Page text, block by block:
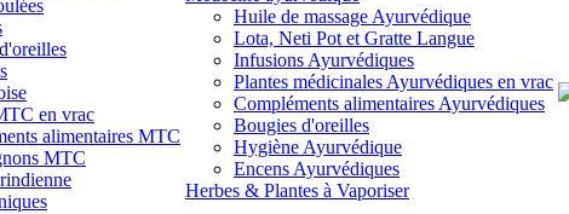
en vrac
alimentaires MTC
MTC
Huile de massage Ayurvédique
Lota, Neti Pot et Gratte Langue
Infusions Ayurvédiques
Plantes médicinales Ayurvédiques en vrac
Compléments alimentaires Ayurvédiques
Bougies d'oreilles
Hygiène Ayurvédique
Encens Ayurvédiques
Herbes & Plantes à Vaporiser